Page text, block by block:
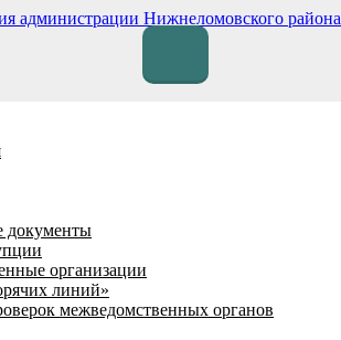
документы
организации
линий»
межведомственных органов